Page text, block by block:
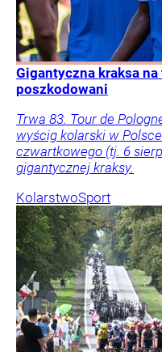
Gigantyczna kraksa
poszkodowani
Trwa 83. Tour de
wyścig kolarski w
czwartkowego (tj. 6
gigantycznej kraksy.
KolarstwoSport